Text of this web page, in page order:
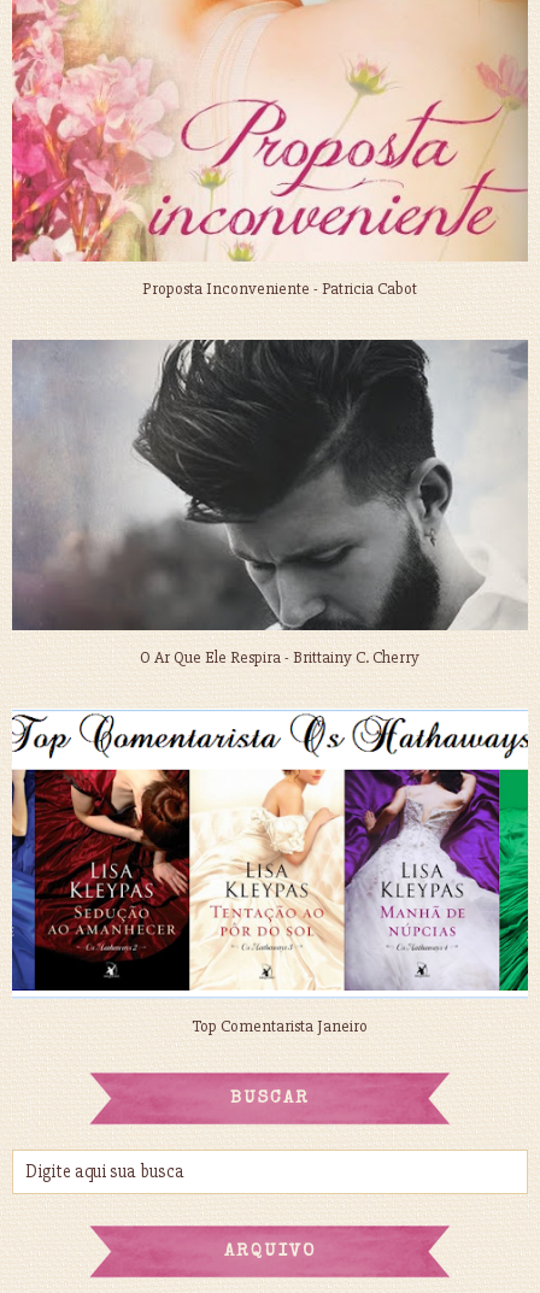
Proposta Inconveniente - Patricia Cabot
O Ar Que Ele Respira - Brittainy C. Cherry
Top Comentarista Janeiro
BUSCAR
ARQUIVO